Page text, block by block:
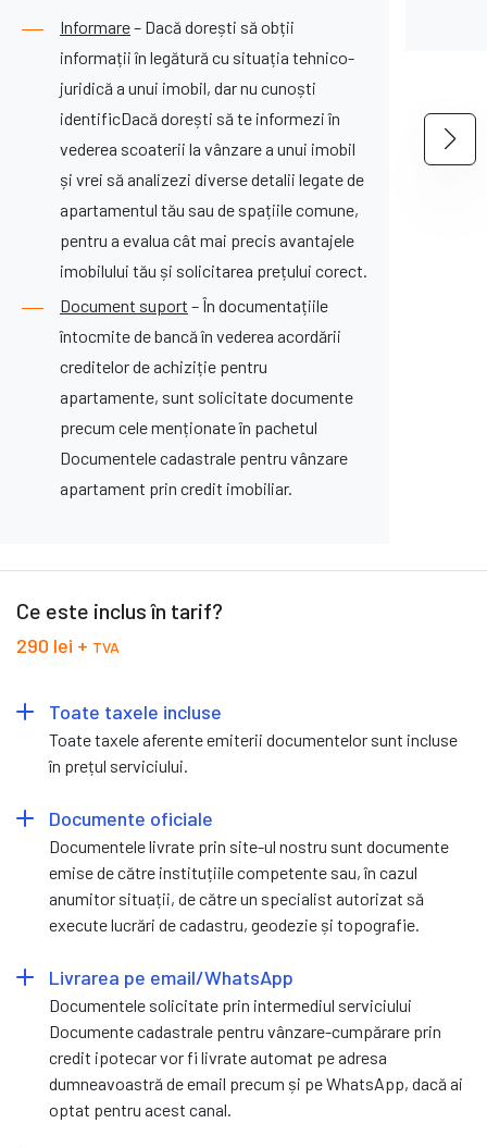
Informare– Dacă dorești să obții
informații în legătură cu situația tehnico-
juridică a unui imobil, dar nu cunoști
identificDacă dorești să te informezi în
vederea scoaterii la vânzare a unui imobil
și vrei să analizezi diverse detalii legate de
apartamentul tău sau de spațiile comune,
pentru a evalua cât mai precis avantajele
imobilului tău și solicitarea prețului corect.
Document suport – În documentațiile
întocmite de bancă în vederea acordării
creditelor de achiziție pentru
apartamente, sunt solicitate documente
precum cele menționate în pachetul
Documentele cadastrale pentru vânzare
apartament prin credit imobiliar.
Ce este inclus în tarif?
290 lei + TVA
Toate taxele incluse
Toate taxele aferente emiterii documentelor sunt incluse
în prețul serviciului.
Documente oficiale
Documentele livrate prin site-ul nostru sunt documente
emise de către instituțiile competente sau, în cazul
anumitor situații, de către un specialist autorizat să
execute lucrări de cadastru, geodezie și topografie.
Livrarea pe email/WhatsApp
Documentele solicitate prin intermediul serviciului
Documente cadastrale pentru vânzare-cumpărare prin
credit ipotecar vor fi livrate automat pe adresa
dumneavoastră de email precum și pe WhatsApp, dacă ai
optat pentru acest canal.